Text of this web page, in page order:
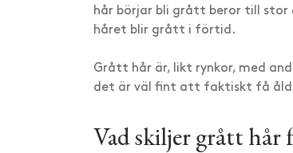
hår börjar bli grått beror till stor
håret blir grått i förtid.
Grått hår är, likt rynkor, med
det är väl fint att faktiskt få
Vad skiljer grått hår